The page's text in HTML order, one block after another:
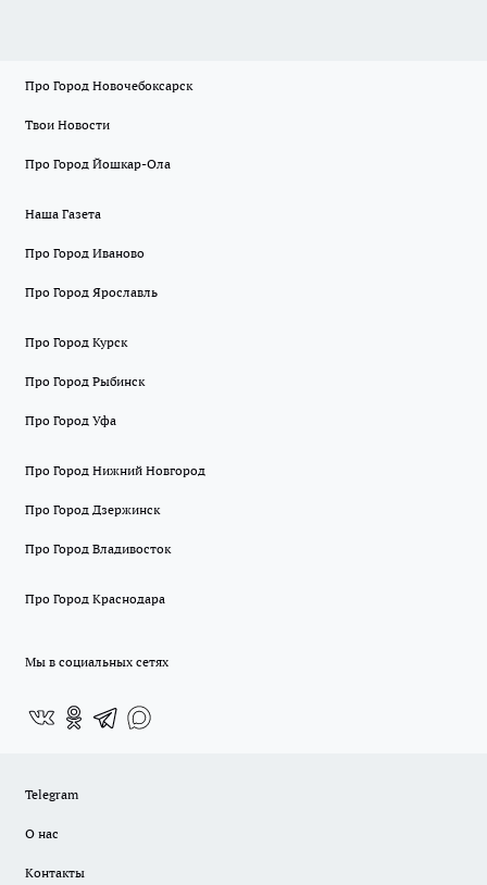
Про Город Новочебоксарск
Твои Новости
Про Город Йошкар-Ола
Наша Газета
Про Город Иваново
Про Город Ярославль
Про Город Курск
Про Город Рыбинск
Про Город Уфа
Про Город Нижний Новгород
Про Город Дзержинск
Про Город Владивосток
Про Город Краснодара
Мы в социальных сетях
Telegram
О нас
Контакты